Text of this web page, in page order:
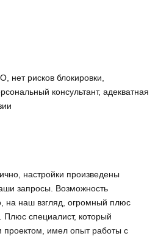
нет рисков блокировки,
консультант, адекватная
настройки произведены
запросы. Возможность
на наш взгляд, огромный плюс
специалист, который
проектом, имел опыт работы с